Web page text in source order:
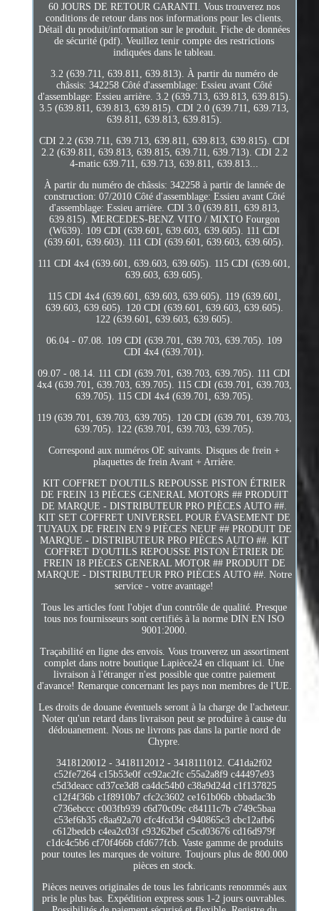
60 JOURS DE RETOUR GARANTI. Vous trouverez nos
conditions de retour dans nos informations pour les clients.
Détail du produit/information sur le produit. Fiche de données
de sécurité (pdf). Veuillez tenir compte des restrictions
indiquées dans le tableau.
3.2 (639.711, 639.811, 639.813). À partir du numéro de
châssis: 342258 Côté d'assemblage: Essieu avant Côté
d'assemblage: Essieu arrière. 3.2 (639.713, 639.813, 639.815).
3.5 (639.811, 639.813, 639.815). CDI 2.0 (639.711, 639.713,
639.811, 639.813, 639.815).
CDI 2.2 (639.711, 639.713, 639.811, 639.813, 639.815). CDI
2.2 (639.811, 639.813, 639.815, 639.711, 639.713). CDI 2.2
4-matic 639.711, 639.713, 639.811, 639.813...
À partir du numéro de châssis: 342258 à partir de lannée de
construction: 07/2010 Côté d'assemblage: Essieu avant Côté
d'assemblage: Essieu arrière. CDI 3.0 (639.811, 639.813,
639.815). MERCEDES-BENZ VITO / MIXTO Fourgon
(W639). 109 CDI (639.601, 639.603, 639.605). 111 CDI
(639.601, 639.603). 111 CDI (639.601, 639.603, 639.605).
111 CDI 4x4 (639.601, 639.603, 639.605). 115 CDI (639.601,
639.603, 639.605).
115 CDI 4x4 (639.601, 639.603, 639.605). 119 (639.601,
639.603, 639.605). 120 CDI (639.601, 639.603, 639.605).
122 (639.601, 639.603, 639.605).
06.04 - 07.08. 109 CDI (639.701, 639.703, 639.705). 109
CDI 4x4 (639.701).
09.07 - 08.14. 111 CDI (639.701, 639.703, 639.705). 111 CDI
4x4 (639.701, 639.703, 639.705). 115 CDI (639.701, 639.703,
639.705). 115 CDI 4x4 (639.701, 639.705).
119 (639.701, 639.703, 639.705). 120 CDI (639.701, 639.703,
639.705). 122 (639.701, 639.703, 639.705).
Correspond aux numéros OE suivants. Disques de frein +
plaquettes de frein Avant + Arrière.
KIT COFFRET D'OUTILS REPOUSSE PISTON ÉTRIER
DE FREIN 13 PIÈCES GENERAL MOTORS ## PRODUIT
DE MARQUE - DISTRIBUTEUR PRO PIÈCES AUTO ##.
KIT SET COFFRET UNIVERSEL POUR ÉVASEMENT DE
TUYAUX DE FREIN EN 9 PIÈCES NEUF ## PRODUIT DE
MARQUE - DISTRIBUTEUR PRO PIÈCES AUTO ##. KIT
COFFRET D'OUTILS REPOUSSE PISTON ÉTRIER DE
FREIN 18 PIÈCES GENERAL MOTOR ## PRODUIT DE
MARQUE - DISTRIBUTEUR PRO PIÈCES AUTO ##. Notre
service - votre avantage!
Tous les articles font l'objet d'un contrôle de qualité. Presque
tous nos fournisseurs sont certifiés à la norme DIN EN ISO
9001:2000.
Traçabilité en ligne des envois. Vous trouverez un assortiment
complet dans notre boutique Lapièce24 en cliquant ici. Une
livraison à l'étranger n'est possible que contre paiement
d'avance! Remarque concernant les pays non membres de l'UE.
Les droits de douane éventuels seront à la charge de l'acheteur.
Noter qu'un retard dans livraison peut se produire à cause du
dédouanement. Nous ne livrons pas dans la partie nord de
Chypre.
3418120012 - 3418112012 - 3418111012. C41da2f02
c52fe7264 c15b53e0f cc92ac2fc c55a2a8f9 c44497e93
c5d3deacc cd37ce3d8 ca4dc54b0 c38a9d24d c1f137825
c12f4f36b c1f8910b7 cfc2c3602 ce161b06b cbbadac3b
c736ebccc c003fb939 c6d70c09c c84111c7b c749c5baa
c53ef6b35 c8aa92a70 cfc4fcd3d c940865c3 cbc12afb6
c612bedcb c4ea2c03f c93262bef c5cd03676 cd16d979f
c1dc4c5b6 cf70f466b cfd677fcb. Vaste gamme de produits
pour toutes les marques de voiture. Toujours plus de 800.000
pièces en stock.
Pièces neuves originales de tous les fabricants renommés aux
pris le plus bas. Expédition express sous 1-2 jours ouvrables.